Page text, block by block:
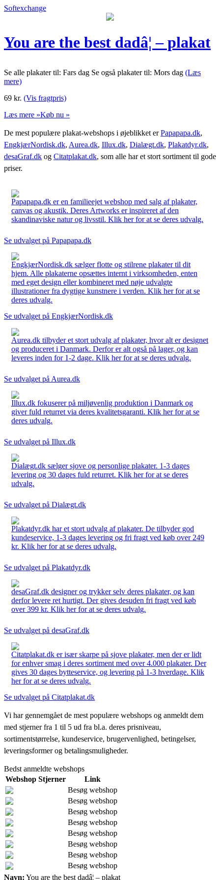
Softexchange
You are the best dadâ¦ – plakat
Se alle plakater til: Fars dag Se også plakater til: Mors dag (Læs
mere)
69 kr. (Vis fragtpris)
Læs mere »Køb nu »
De mest populære plakat-webshops i øjeblikket erPapapapa.dk,
EngkjærNordisk.dk, Aurea.dk, Illux.dk, Dialægt.dk, Plakatdyr.dk,
desaGraf.dk og Citatplakat.dk, som alle har et stort sortiment til gode
priser.
Papapapa.dk er en familieejet webshop med salg af plakater,
canvas og akustik. Deres Artworks er inspireret af den
skandinaviske natur og livsstil. Klik her for at se deres udvalg.
Se udvalget på Papapapa.dk
EngkjærNordisk.dk sælger flotte og stilrene plakater til dit
hjem. Alle plakaterne opsættes internt i virksomheden, enten
med eget design eller kombineret med nøje udvalgte
illustrationer fra dygtige kunstnere i verden. Klik her for at se
deres udvalg.
Se udvalget på EngkjærNordisk.dk
Aurea.dk tilbyder et stort udvalg af plakater, hvor alt er designet
og produceret i Danmark. Derfor er alt også på lager, og kan
leveres inden for 1-2 dage. Klik her for at se deres udvalg.
Se udvalget på Aurea.dk
Illux.dk fokuserer på miljøvenlig produktion i Danmark og
giver fuld returret via deres kvalitetsgaranti. Klik her for at se
deres udvalg.
Se udvalget på Illux.dk
Dialægt.dk sælger sjove og personlige plakater. 1-3 dages
levering og 30 dages fuld returret. Klik her for at se deres
udvalg.
Se udvalget på Dialægt.dk
Plakatdyr.dk har et stort udvalg af plakater. De tilbyder god
kundeservice, 1-3 dages levering og fri fragt ved køb over 249
kr. Klik her for at se deres udvalg.
Se udvalget på Plakatdyr.dk
desaGraf.dk designer og trykker selv deres plakater, og kan
derfor levere ret hurtigt. Der gives desuden fri fragt ved køb
over 399 kr. Klik her for at se deres udvalg.
Se udvalget på desaGraf.dk
Citatplakat.dk er især skarpe på sjove plakater, men der er lidt
for enhver smag i deres sortiment med over 4.000 plakater. Der
gives 30 dages bytteservice, og levering på 1-3 hverdage. Klik
her for at se deres udvalg.
Se udvalget på Citatplakat.dk
Vi har gennemgået de mest populære webshops og anmeldt dem
med stjerner fra 1 til 5 ud fra bl.a. deres prisniveau,
sortimentstørrelse, kundeservice, brugervenlighed, betingelser,
leveringsformer og betalingsmuligheder.
Bedst anmeldte webshops
Webshop Stjerner
Link
Besøg webshop
Besøg webshop
Besøg webshop
Besøg webshop
Besøg webshop
Besøg webshop
Besøg webshop
Besøg webshop
Navn: You are the best dadâ¦ – plakat